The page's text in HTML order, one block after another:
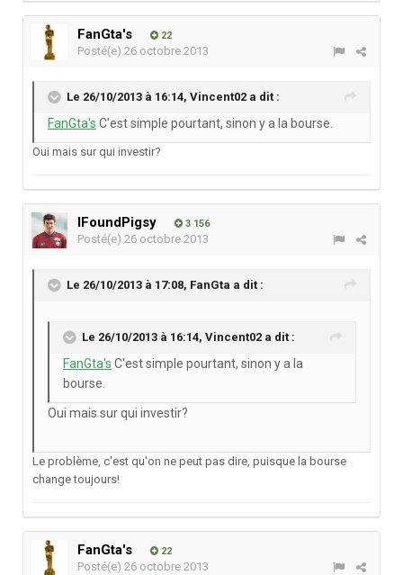
FanGta's 22
Posté(e) 26 octobre 2013
Le 26/10/2013 à 16:14, Vincent02 a dit :
FanGta's C'est simple pourtant, sinon y a la bourse.
Oui mais sur qui investir?
IFoundPigsy 3 156
Posté(e) 26 octobre 2013
Le 26/10/2013 à 17:08, FanGta a dit :
Le 26/10/2013 à 16:14, Vincent02 a dit :
FanGta's C'est simple pourtant, sinon y a la
bourse.
Oui mais sur qui investir?
Le problème, c'est qu'on ne peut pas dire, puisque la bourse
change toujours!
FanGta's 22
Posté(e) 26 octobre 2013